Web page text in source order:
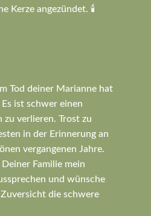
Kerze angezündet. 🕯️
Tod deiner Marianne hat
ist schwer einen
zu verlieren. Trost zu
in der Erinnerung an
vergangenen Jahre.
Familie mein
und wünsche
die schwere